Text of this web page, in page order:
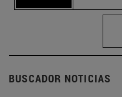
BUSCADOR NOTICIAS